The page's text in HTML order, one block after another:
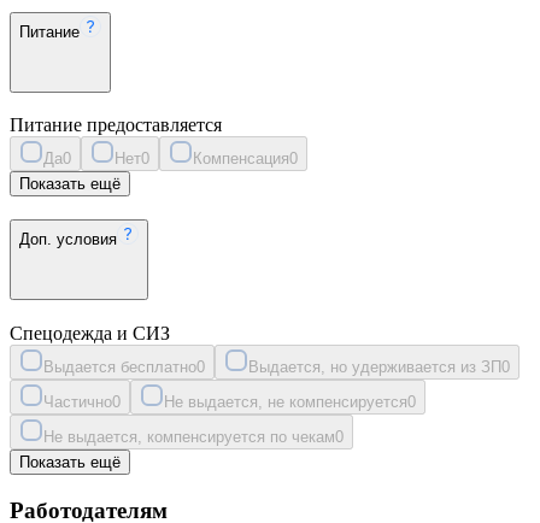
Питание
Питание предоставляется
Да0 Нет0 Компенсация0
Показать ещё
Доп. условия
Спецодежда и СИЗ
Выдается бесплатно0 Выдается, но удерживается из ЗП0
Частично0 Не выдается, не компенсируется0
Не выдается, компенсируется по чекам0
Показать ещё
Работодателям